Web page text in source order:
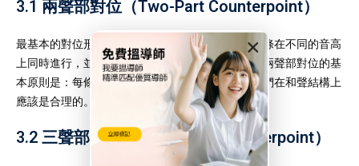
×
3.1 兩聲部對位（Two-Part Counterpoint）
最基本的對位形式就是 兩聲部對位
，即兩條旋律線條在不同的音高
上同時進行，並且在音程、節奏等方面進行配合。兩聲部對位的基
本原則是：每條旋律都應該能夠單獨存在，並且它們在和聲結構上
應該是合理的。
3.2 三聲部對位（Three-Part Counterpoint）